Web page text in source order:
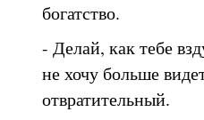
богатство.
- Делай, как тебе
не хочу больше
отвратительный.